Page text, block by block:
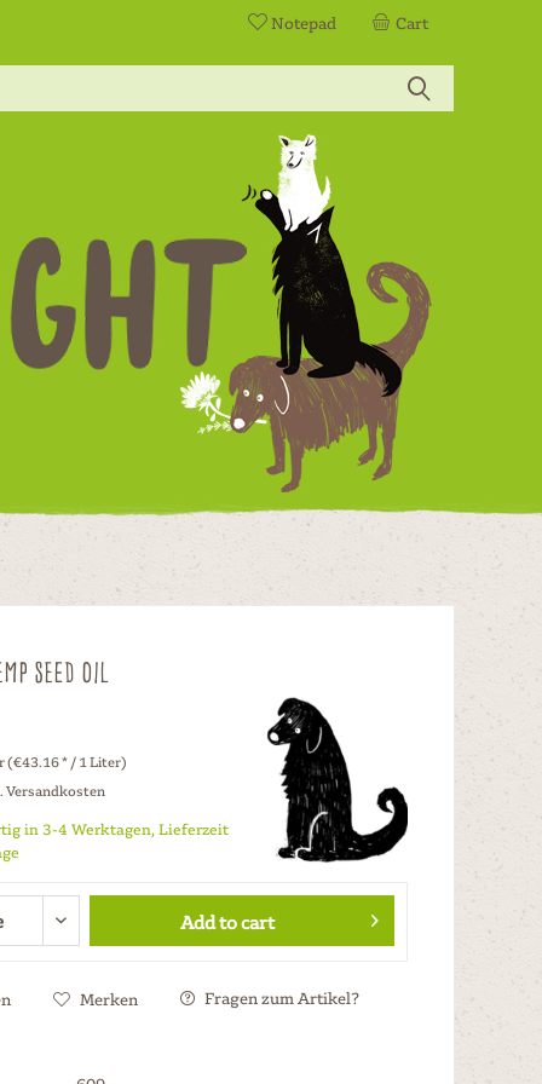
Cart
Notepad
Seed Oil
(€43.16 * / 1 Liter)
Versandkosten
in 3-4 Werktagen, Lieferzeit
Add to cart
Merken Fragen zum Artikel?